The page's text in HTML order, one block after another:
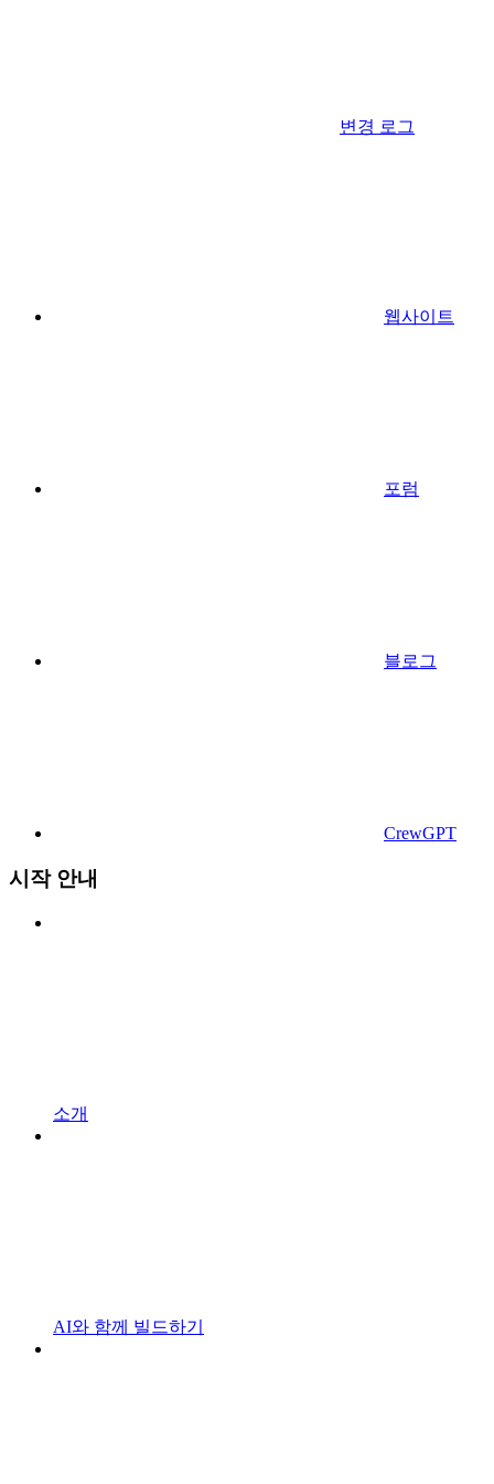
변경 로그
웹사이트
포럼
블로그
CrewGPT
시작 안내
소개
AI와 함께 빌드하기